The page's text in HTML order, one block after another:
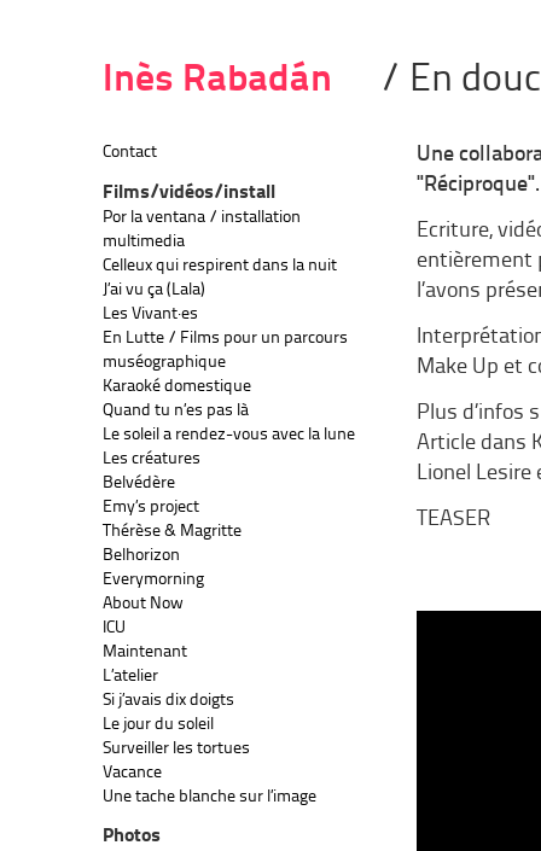
Inès Rabadán
Contact
Films/vidéos/install
Por la ventana / installation
multimedia
Celleux qui respirent dans la nuit
J’ai vu ça (Lala)
Les Vivant·es
En Lutte / Films pour un parcours
muséographique
Karaoké domestique
Quand tu n’es pas là
Le soleil a rendez-vous avec la lune
Les créatures
Belvédère
Emy’s project
Thérèse & Magritte
Belhorizon
Everymorning
About Now
ICU
Maintenant
L’atelier
Si j’avais dix doigts
Le jour du soleil
Surveiller les tortues
Vacance
Une tache blanche sur l’image
Photos
/ En
Une
"Réciproque".
Ecriture,
entièrement
l’avons
Make Up et
Plus d’infos
Article dans
Lionel Lesire
TEASER